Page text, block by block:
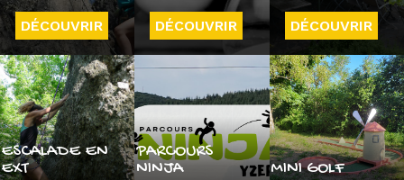
DÉCOUVRIR DÉCOUVRIR DÉCOUVRIR
ESCALADE EN
EXT
PARCOURS
NINJA
MINI GOLF